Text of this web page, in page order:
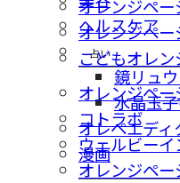
ヘルスケア
占い
鏡リュ
水晶玉
オレペエディ
漫画
オレンジペー
オレンジペ
こどもオレ
オレンジペ
コトラボ
ウェルビーイ
オレンジペー